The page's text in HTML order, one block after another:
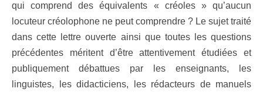
qui comprend des équivalents « créoles » qu’aucun
locuteur créolophone ne peut comprendre ? Le sujet traité
dans cette lettre ouverte ainsi que toutes les questions
précédentes méritent d’être attentivement étudiées et
publiquement débattues par les enseignants, les
linguistes, les didacticiens, les rédacteurs de manuels